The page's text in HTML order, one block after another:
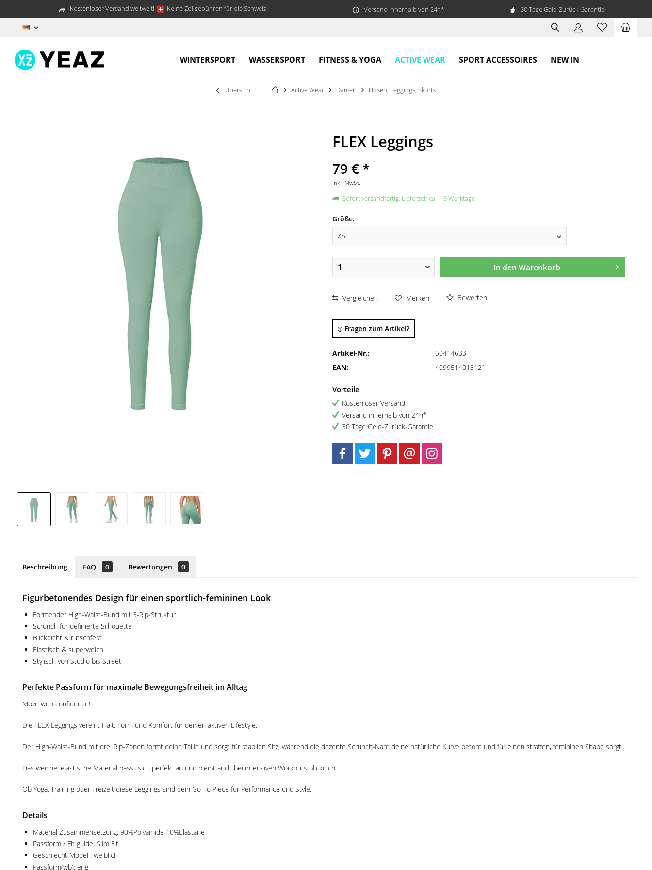
Kostenloser Versand weltweit! Keine Zollgebühren für die Schweiz Versand innerhalb von 24h* 30 Tage Geld-Zurück-Garantie
WINTERSPORT WASSERSPORT FITNESS & YOGA ACTIVE WEAR SPORT ACCESSOIRES NEW IN
Übersicht Active Wear Damen Hosen, Leggings, Skorts
FLEX Leggings
79 € *
inkl. MwSt.
Sofort versandfertig, Lieferzeit ca. 1-3 Werktage
Größe:
In den Warenkorb
Vergleichen Merken Bewerten
Fragen zum Artikel?
Artikel-Nr.:
50414633
EAN:
4099514013121
Vorteile
Kostenloser Versand
Versand innerhalb von 24h*
30 Tage Geld-Zurück-Garantie
Beschreibung FAQ 0 Bewertungen 0
Figurbetonendes Design für einen sportlich-femininen Look
Formender High-Waist-Bund mit 3-Rip-Struktur
Scrunch für definierte Silhouette
Blickdicht & rutschfest
Elastisch & superweich
Stylisch von Studio bis Street
Perfekte Passform für maximale Bewegungsfreiheit im Alltag
Move with confidence!
Die FLEX Leggings vereint Halt, Form und Komfort für deinen aktiven Lifestyle.
Der High-Waist-Bund mit drei Rip-Zonen formt deine Taille und sorgt für stabilen Sitz, während die dezente Scrunch-Naht deine natürliche Kurve betont und für einen straffen, femininen Shape sorgt.
Das weiche, elastische Material passt sich perfekt an und bleibt auch bei intensiven Workouts blickdicht.
Ob Yoga, Training oder Freizeit diese Leggings sind dein Go-To Piece für Performance und Style.
Details
Material Zusammensetzung: 90%Polyamide 10%Elastane
Passform / Fit guide: Slim Fit
Geschlecht Model : weiblich
Passform(wb): eng